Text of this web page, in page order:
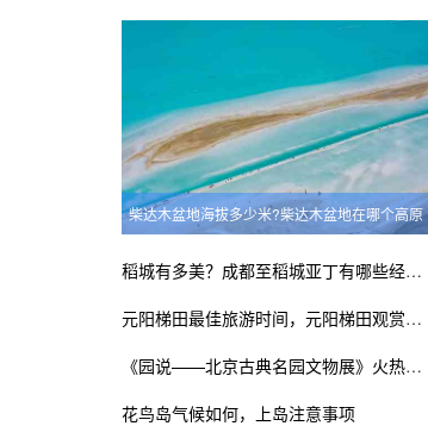
柴达木盆地海拔多少米?柴达木盆地在哪个高原
稻城有多美？成都至稻城亚丁有哪些经典线路？
元阳梯田最佳旅游时间，元阳梯田观赏指南
《园说——北京古典名园文物展》火热展览中。皇家瓷器竟也是少女粉ins风？错过这次展览遗憾终生
花鸟岛气候如何，上岛注意事项